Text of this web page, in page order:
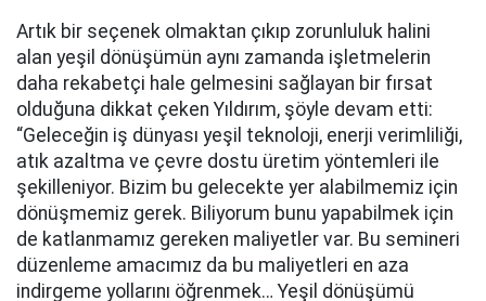
Artık bir seçenek olmaktan çıkıp zorunluluk halini
alan yeşil dönüşümün aynı zamanda işletmelerin
daha rekabetçi hale gelmesini sağlayan bir fırsat
olduğuna dikkat çeken Yıldırım, şöyle devam etti:
“Geleceğin iş dünyası yeşil teknoloji, enerji verimliliği,
atık azaltma ve çevre dostu üretim yöntemleri ile
şekilleniyor. Bizim bu gelecekte yer alabilmemiz için
dönüşmemiz gerek. Biliyorum bunu yapabilmek için
de katlanmamız gereken maliyetler var. Bu semineri
düzenleme amacımız da bu maliyetleri en aza
indirgeme yollarını öğrenmek… Yeşil dönüşümü